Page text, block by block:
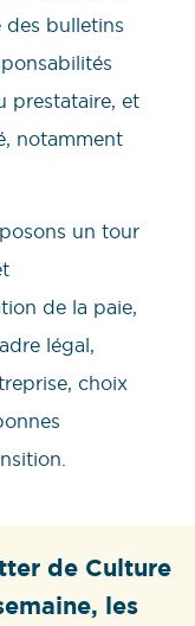
des bulletins
prestataire, et
notamment
un tour
de la paie,
légal,
choix
de Culture
les